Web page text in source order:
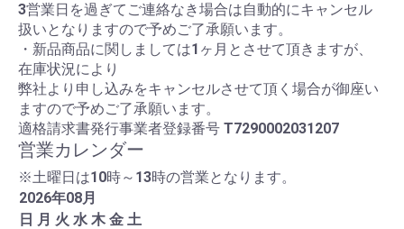
3営業日を過ぎてご連絡なき場合は自動的にキャンセル
扱いとなりますので予めご了承願います。
・新品商品に関しましては1ヶ月とさせて頂きますが、
在庫状況により
弊社より申し込みをキャンセルさせて頂く場合が御座い
ますので予めご了承願います。
適格請求書発行事業者登録番号 T7290002031207
営業カレンダー
※土曜日は10時～13時の営業となります。
2026年08月
日 月 火 水 木 金 土